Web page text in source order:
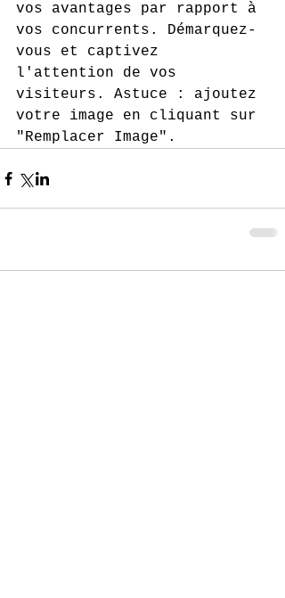
vos avantages par rapport à
vos concurrents. Démarquez-
vous et captivez
l'attention de vos
visiteurs. Astuce : ajoutez
votre image en cliquant sur
"Remplacer Image".